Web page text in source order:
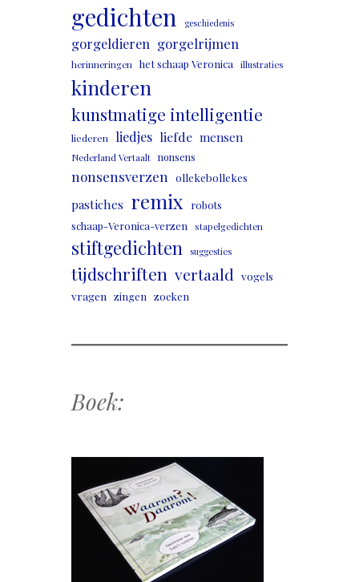
gedichten geschiedenis
gorgeldieren gorgelrijmen
herinneringen het schaap Veronica illustraties
kinderen
kunstmatige intelligentie
liederen liedjes liefde mensen
Nederland Vertaalt nonsens
nonsensverzen ollekebollekes
pastiches remix
robots
schaap-Veronica-verzen stapelgedichten
stiftgedichten suggesties
tijdschriften vertaald vogels
vragen zingen zoeken
Boek: